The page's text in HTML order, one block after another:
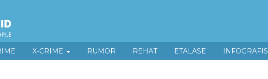
X-CRIME RUMOR REHAT ETALASE INFOGRAFIS